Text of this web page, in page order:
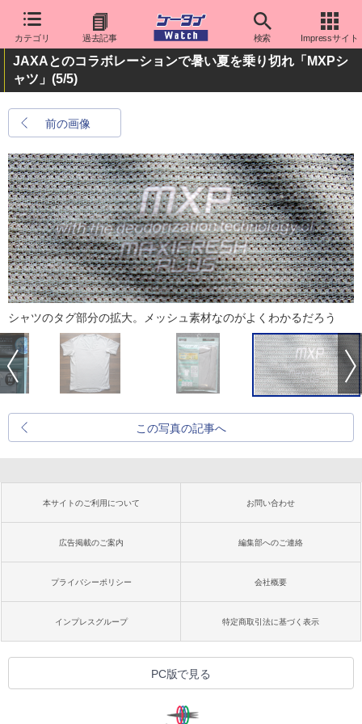
カテゴリ 過去記事 検索 Impressサイト
JAXAとのコラボレーションで暑い夏を乗り切れ「MXPシ
ャツ」 (5/5)
前の画像
シャツのタグ部分の拡大。メッシュ素材なのがよくわかるだろう
この写真の記事へ
本サイトのご利用について お問い合わせ
広告掲載のご案内 編集部へのご連絡
プライバシーポリシー 会社概要
インプレスグループ 特定商取引法に基づく表示
PC版で見る